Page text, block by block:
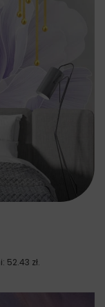
52.43 zł.